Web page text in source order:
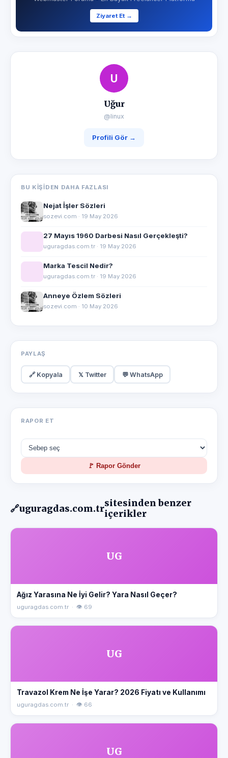
Ziyaret Et →
U
Uğur
@linux
Profili Gör →
BU KIŞIDEN DAHA FAZLASI
Nejat İşler Sözleri
sozevi.com · 19 May 2026
27 Mayıs 1960 Darbesi Nasıl Gerçekleşti?
uguragdas.com.tr · 19 May 2026
Marka Tescil Nedir?
uguragdas.com.tr · 19 May 2026
Anneye Özlem Sözleri
sozevi.com · 10 May 2026
PAYLAŞ
🔗 Kopyala 𝕏 Twitter 💬 WhatsApp
RAPOR ET
🚩 Rapor Gönder
🔗uguragdas.com.trsitesinden benzer
içerikler
UG
Ağız Yarasına Ne İyi Gelir? Yara Nasıl Geçer?
uguragdas.com.tr · 👁 69
UG
Travazol Krem Ne İşe Yarar? 2026 Fiyatı ve Kullanımı
uguragdas.com.tr · 👁 66
UG